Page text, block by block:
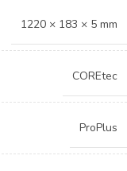
1220 × 183 × 5 mm
COREtec
ProPlus